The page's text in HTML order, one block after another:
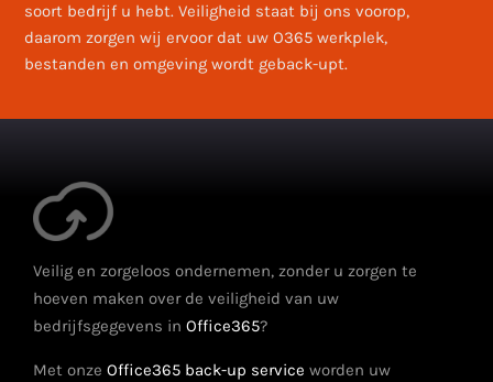
soort bedrijf u hebt. Veiligheid staat bij ons voorop,
daarom zorgen wij ervoor dat uw O365 werkplek,
bestanden en omgeving wordt geback-upt.
Veilig en zorgeloos ondernemen, zonder u zorgen te
hoeven maken over de veiligheid van uw
bedrijfsgegevens in Office365?
Met onze Office365 back-up service worden uw